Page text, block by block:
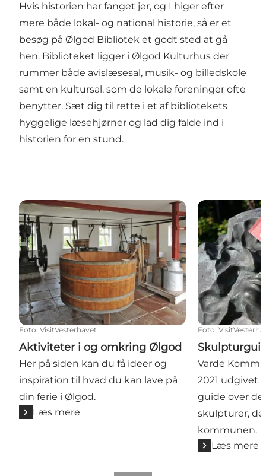
Hvis historien har fanget jer, og I higer efter
mere både lokal- og national historie, så er et
besøg på Ølgod Bibliotek et godt sted at gå
hen. Biblioteket ligger i Ølgod Kulturhus der
rummer både avislæsesal, musik- og billedskole
samt en kultursal, som de lokale foreninger ofte
benytter. Sæt dig til rette i et af bibliotekets
hyggelige læsehjørner og lad dig falde ind i
historien for en stund.
Aktiviteter i og omkring Ølgod
Foto: VisitVesterhavet
Aktiviteter i og omkring Ølgod
Her på siden kan du få ideer og
inspiration til hvad du kan lave på
din ferie i Ølgod.
Læs mere
Foto:
Varde
2021 udgivet
guide over de
skulpturer,
kommunen.
Læs mere